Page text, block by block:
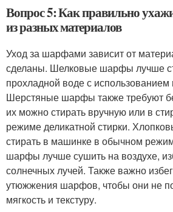
Вопрос 5: Как правильно
из разных материалов
Уход за шарфами зависит от
сделаны. Шелковые шарфы лучше
прохладной воде с использованием
Шерстяные шарфы также требуют
их можно стирать вручную или в
режиме деликатной стирки.
стирать в машинке в обычном
шарфы лучше сушить на воздухе,
солнечных лучей. Также важно
утюжжения шарфов, чтобы они не
мягкость и текстуру.